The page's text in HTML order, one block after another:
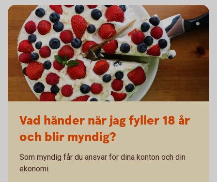
Vad händer när jag fyller 18 år
och blir myndig?
Som myndig får du ansvar för dina konton och din
ekonomi.